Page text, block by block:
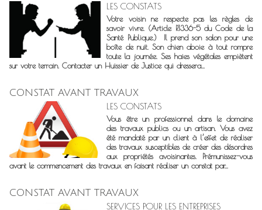
LES CONSTATS
Votre voisin ne respecte pas les règles de
savoir vivre. (Article R1336-5 du Code de la
Santé Publique.) Il prend son salon pour une
boîte de nuit. Son chien aboie à tout rompre
toute la journée. Ses haies végétales empiètent
sur votre terrain. Contacter un Huissier de Justice qui dressera...
CONSTAT AVANT TRAVAUX
LES CONSTATS
Vous être un professionnel dans le domaine
des travaux publics ou un artisan. Vous avez
été mandaté par un client à l’effet de réaliser
des travaux susceptibles de créer des désordres
aux propriétés avoisinantes. Prémunissez-vous
avant le commencement des travaux en faisant réaliser un constat par...
CONSTAT AVANT TRAVAUX
SERVICES POUR LES ENTREPRISES